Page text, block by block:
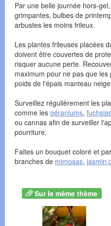
Par une belle journée hors-
grimpantes, bulbes de
arbustes les moins frileux.
Les plantes frileuses placées
doivent être couvertes de
risquer aucune perte.
maximum pour ne pas que
poids de l'épais manteau
Surveillez régulièrement les
comme les géraniums,
ou cannas afin de surveiller
pourriture.
Faites un bouquet coloré et
branches de mimosas, jasmin
Sur le même thème